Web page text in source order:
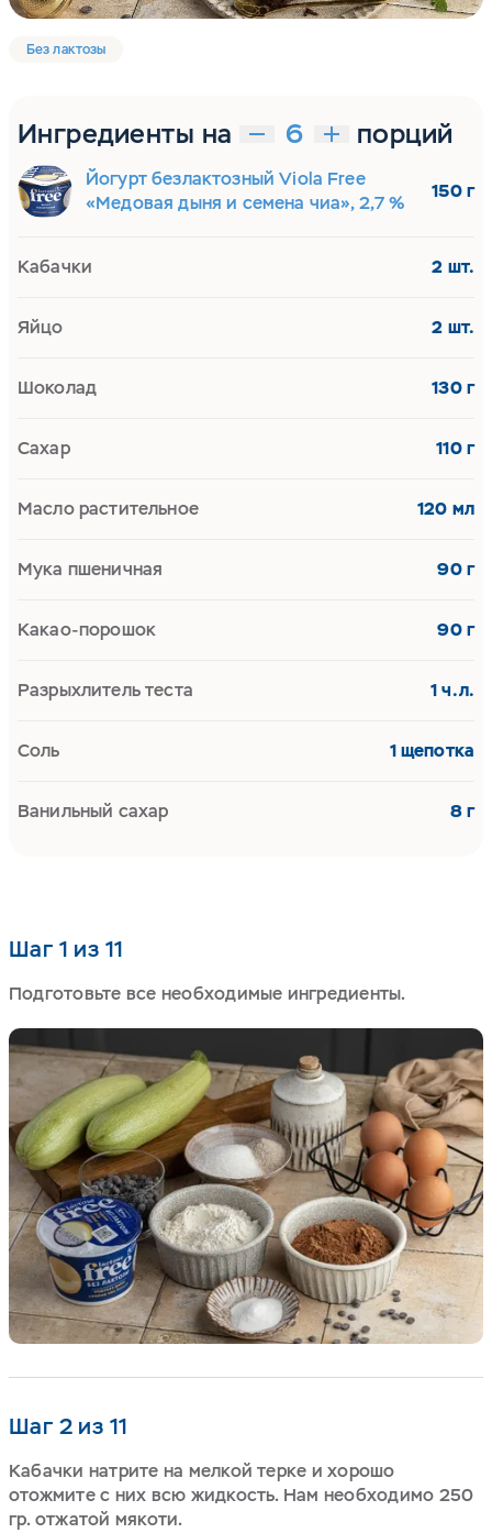
Без лактозы
Шаг 1 из 11
Подготовьте все необходимые ингредиенты.
Шаг 2 из 11
Кабачки натрите на мелкой терке и хорошо
отожмите с них всю жидкость. Нам необходимо 250
гр. отжатой мякоти.
Ингредиенты на порций
Йогурт безлактозный Viola Free
«Медовая дыня и семена чиа», 2,7 %
150 г
Кабачки 2 шт.
Яйцо 2 шт.
Шоколад 130 г
Сахар 110 г
Масло растительное 120 мл
Мука пшеничная 90 г
Какао-порошок 90 г
Разрыхлитель теста 1 ч.л.
Соль 1 щепотка
Ванильный сахар 8 г